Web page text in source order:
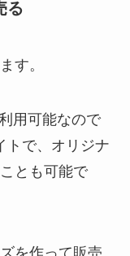
る
す。
用可能なので
トで、オリジナ
とも可能で